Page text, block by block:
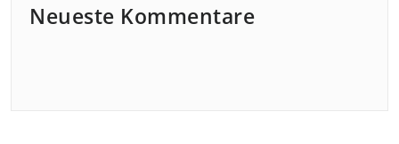
Neueste Kommentare